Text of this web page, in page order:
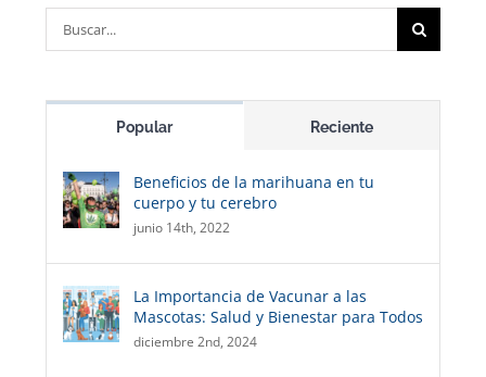
Buscar:
Popular Reciente
Beneficios de la marihuana en tu
cuerpo y tu cerebro
junio 14th, 2022
La Importancia de Vacunar a las
Mascotas: Salud y Bienestar para Todos
diciembre 2nd, 2024